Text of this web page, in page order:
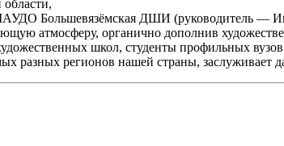
Большевязёмская ДШИ (руководитель —
атмосферу, органично дополнив
школ, студенты профильных
разных регионов нашей страны, заслуживает